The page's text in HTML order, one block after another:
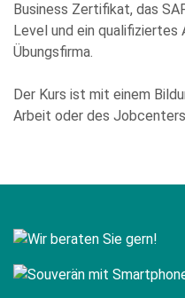
Business Zertifikat, das
Level und ein qualifiziertes
Übungsfirma.
Der Kurs ist mit einem
Arbeit oder des